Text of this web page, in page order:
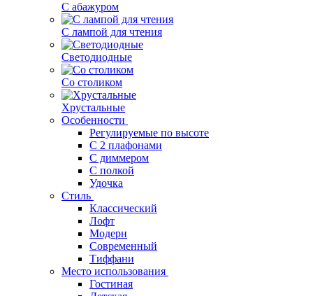
С абажуром
С лампой для чтения
Светодиодные
Со столиком
Хрустальные
Особенности
Регулируемые по высоте
С 2 плафонами
С диммером
С полкой
Удочка
Стиль
Классический
Лофт
Модерн
Современный
Тиффани
Место использования
Гостиная